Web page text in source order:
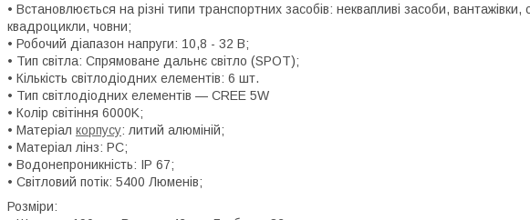
• Встановлюється на різні типи транспортних засобів: неквапливі засоби, вантажівки,
квадроцикли, човни;
• Робочий діапазон напруги: 10,8 - 32 В;
• Тип світла: Спрямоване дальнє світло (SPOT);
• Кількість світлодіодних елементів: 6 шт.
• Тип світлодіодних елементів — CREE 5W
• Колір світіння 6000K;
• Матеріал корпусу: литий алюміній;
• Матеріал лінз: PC;
• Водонепроникність: IP 67;
• Світловий потік: 5400 Люменів;
Розміри: